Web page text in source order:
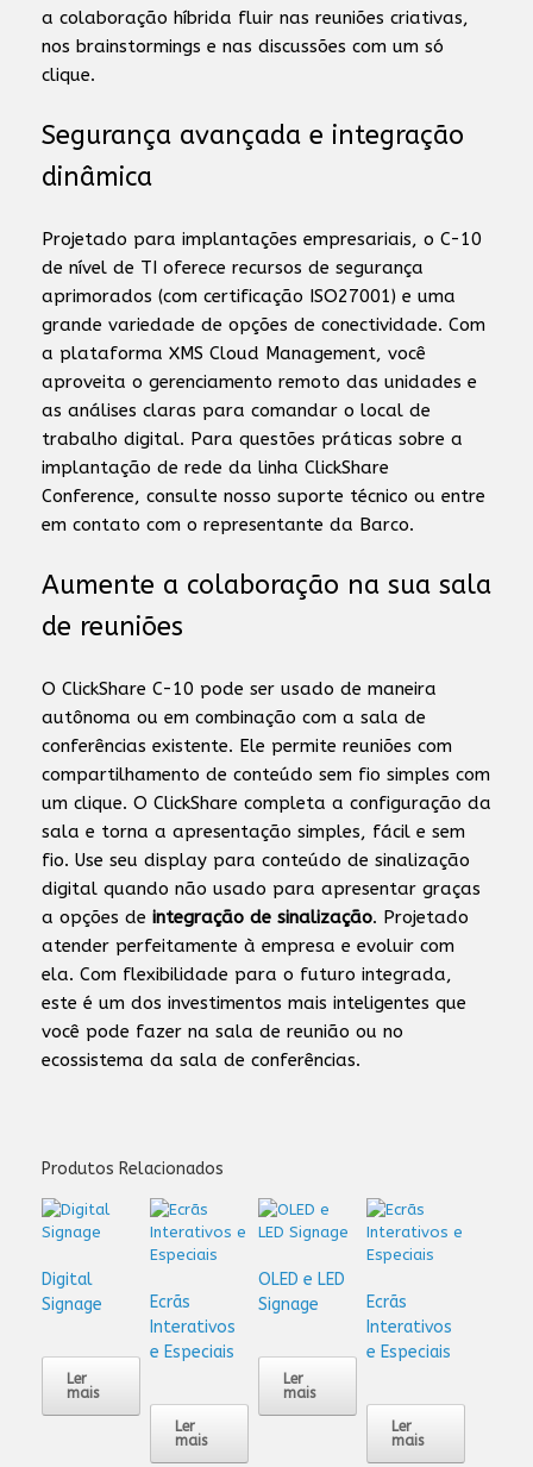
a colaboração híbrida fluir nas reuniões criativas,
nos brainstormings e nas discussões com um só
clique.
Segurança avançada e integração
dinâmica
Projetado para implantações empresariais, o C-10
de nível de TI oferece recursos de segurança
aprimorados (com certificação ISO27001) e uma
grande variedade de opções de conectividade. Com
a plataforma XMS Cloud Management, você
aproveita o gerenciamento remoto das unidades e
as análises claras para comandar o local de
trabalho digital. Para questões práticas sobre a
implantação de rede da linha ClickShare
Conference, consulte nosso suporte técnico ou entre
em contato com o representante da Barco.
Aumente a colaboração na sua sala
de reuniões
O ClickShare C-10 pode ser usado de maneira
autônoma ou em combinação com a sala de
conferências existente. Ele permite reuniões com
compartilhamento de conteúdo sem fio simples com
um clique. O ClickShare completa a configuração da
sala e torna a apresentação simples, fácil e sem
fio. Use seu display para conteúdo de sinalização
digital quando não usado para apresentar graças
a opções de integração de sinalização. Projetado
atender perfeitamente à empresa e evoluir com
ela. Com flexibilidade para o futuro integrada,
este é um dos investimentos mais inteligentes que
você pode fazer na sala de reunião ou no
ecossistema da sala de conferências.
Produtos Relacionados
Digital
Signage
Ler
mais
Ecrãs
Interativos
e Especiais
Ler
mais
OLED e LED
Signage
Ler
mais
Ecrãs
Interativos
e Especiais
Ler
mais